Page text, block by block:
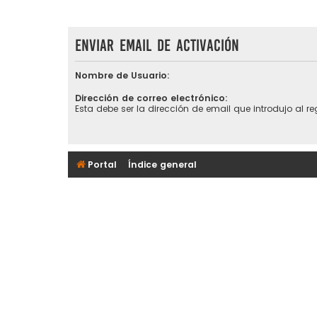
Enviar email de activación
Nombre de Usuario:
Dirección de correo electrónico:
Esta debe ser la dirección de email que introdujo al
Portal Índice general